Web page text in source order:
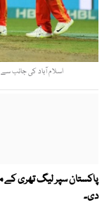
اسلام آباد کی جانب سے ڈیومینی 73 اور آصف علی نے 45 رنز
پاکستان سپر لیگ تھری کے
دی۔